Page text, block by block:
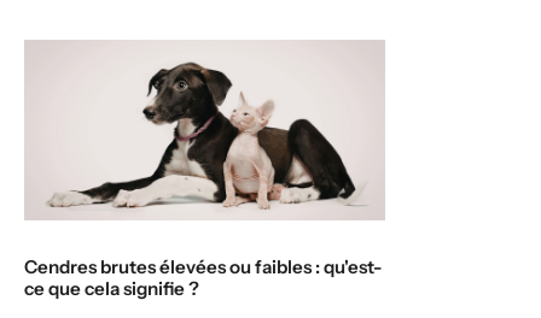
Cendres brutes élevées ou faibles : qu'est-
ce que cela signifie ?